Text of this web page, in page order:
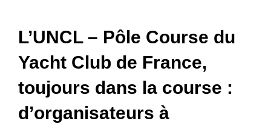
L’UNCL – Pôle Course du
Yacht Club de France,
toujours dans la course :
d’organisateurs à